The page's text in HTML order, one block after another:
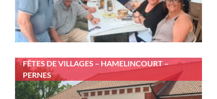
FÊTES DE VILLAGES – HAMELINCOURT –
PERNES